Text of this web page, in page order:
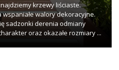
krzewy liściaste.
walory dekoracyjne.
sadzonki derenia odmiany
oraz okazałe rozmiary ...